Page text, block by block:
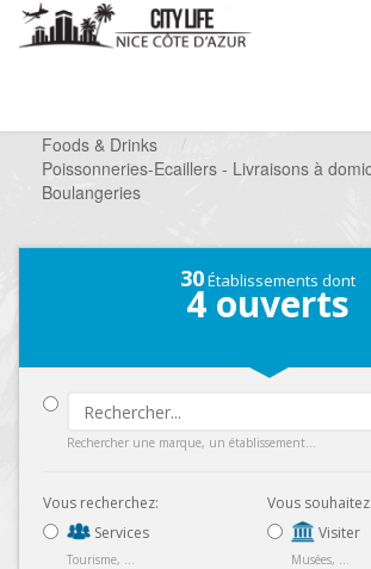
Foods & Drinks
/
Poissonneries-Ecaillers - Livraisons à
Boulangeries
30Établissements dont
4ouverts
Rechercher une marque, un établissement...
Vous recherchez:
Services
Tourisme, ...
Vous souhaitez:
Visiter
Musées, ...